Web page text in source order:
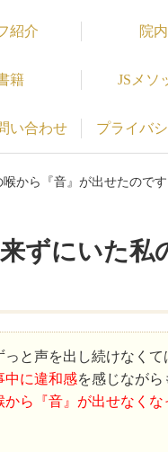
紹介 院
籍 JSメソ
い合わせ プライバ
から『音』が出せたのです
ずにいた私
と声を出し続けなく
中に違和感を感じながら
から『音』が出せなく